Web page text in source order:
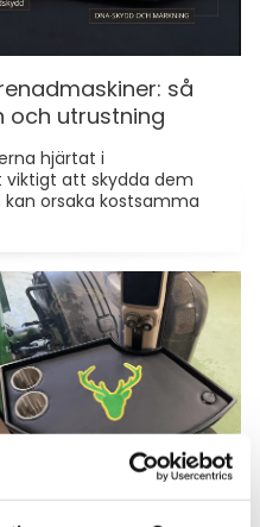
så
och utrustning
hjärtat i
viktigt att skydda dem
orsaka kostsamma